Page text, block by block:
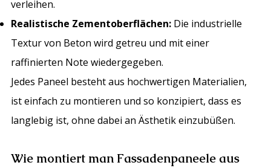
verleihen.
Realistische Zementoberflächen: Die industrielle
Textur von Beton wird getreu und mit einer
raffinierten Note wiedergegeben.
Jedes Paneel besteht aus hochwertigen Materialien,
ist einfach zu montieren und so konzipiert, dass es
langlebig ist, ohne dabei an Ästhetik einzubüßen.
Wie montiert man Fassadenpaneele aus